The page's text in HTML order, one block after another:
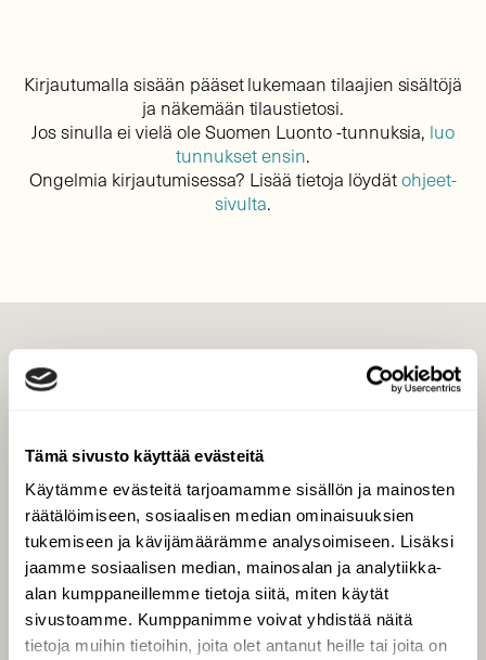
Tämä sivusto käyttää evästeitä
Käytämme evästeitä tarjoamamme sisällön ja mainosten
räätälöimiseen, sosiaalisen median ominaisuuksien
tukemiseen ja kävijämäärämme analysoimiseen. Lisäksi
jaamme sosiaalisen median, mainosalan ja analytiikka-
alan kumppaneillemme tietoja siitä, miten käytät
sivustoamme. Kumppanimme voivat yhdistää näitä
tietoja muihin tietoihin, joita olet antanut heille tai joita on
Kirjautumalla sisään pääset lukemaan tilaajien sisältöjä
ja näkemään tilaustietosi.
Jos sinulla ei vielä ole Suomen Luonto -tunnuksia, luo
tunnukset ensin.
Ongelmia kirjautumisessa? Lisää tietoja löydätohjeet-
sivulta.
Tilaa digilukuoikeus
Äänestä parasta juttua
Tilaa uutiskirje
SUOMEN LUONNON­
SUOJELU­LIITTO